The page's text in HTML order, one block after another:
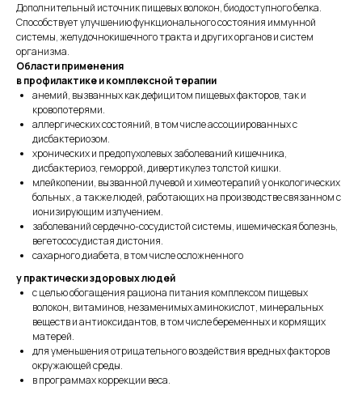
Дополнительный источник пищевых волокон, биодоступного белка.
Способствует улучшению функционального состояния иммунной
системы, желудочно­кишечного тракта и других органов и систем
организма.
Области применения
в профилактике и комплексной терапии
анемий, вызванных как дефицитом пищевых факторов, так и
кровопотерями.
аллергических состояний, в том числе ассоциированных с
дисбактериозом.
хронических и предопухолевых заболеваний кишечника,
дисбактериоз, геморрой, дивертикулез толстой кишки.
млейкопении, вызванной лучевой и химеотерапий у онкологических
больных , а также людей, работающих на производстве связанном с
ионизирующим излучением.
заболеваний сердечно-сосудистой системы, ишемическая болезнь,
вегетососудистая дистония.
сахарного диабета, в том числе осложненного
у практически здоровых людей
с целью обогащения рациона питания комплексом пищевых
волокон, витаминов, незаменимых аминокислот, минеральных
веществ и антиоксидантов, в том числе беременных и кормящих
матерей.
для уменьшения отрицательного воздействия вредных факторов
окружающей среды.
в программах коррекции веса.